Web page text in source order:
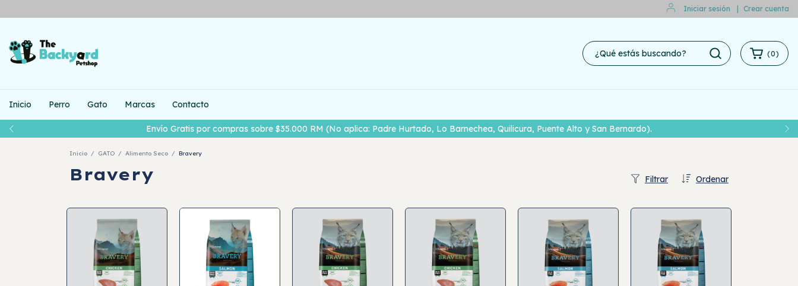
Iniciar sesión Crear cuenta
Envío Gratis por compras sobre $35.000 RM (No aplica: Padre Hurtado, Lo Barnechea, Quilicura, Puente Alto y San Bernardo).
(0)
Inicio Perro Gato Marcas Contacto
Inicio / GATO / Alimento Seco / Bravery
Bravery Ordenar
Filtrar